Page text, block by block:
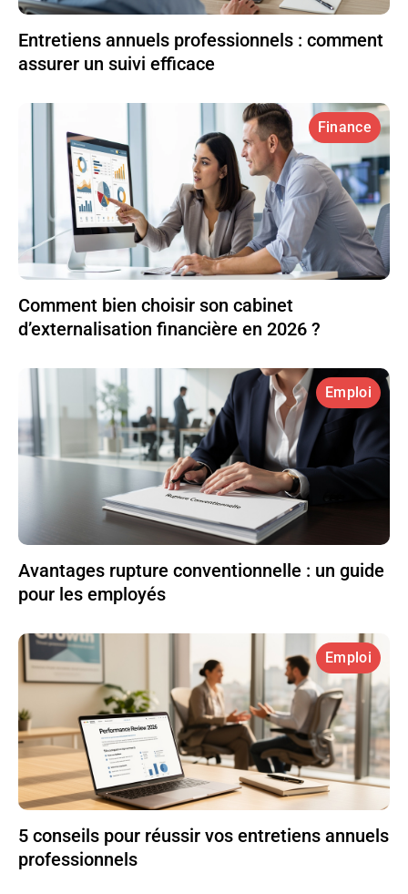
Entretiens annuels professionnels : comment
assurer un suivi efficace
Finance
Comment bien choisir son cabinet
d’externalisation financière en 2026 ?
Emploi
Avantages rupture conventionnelle : un guide
pour les employés
Emploi
5 conseils pour réussir vos entretiens annuels
professionnels